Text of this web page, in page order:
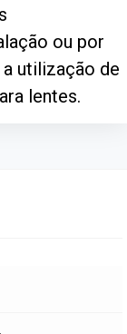
ou por
utilização de
lentes.